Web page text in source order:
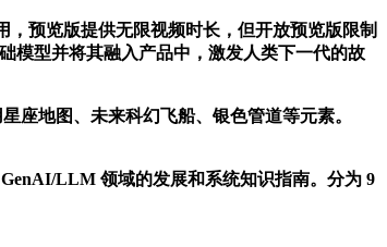
预览版提供无限视频时长，但开放预览版限制
模型并将其融入产品中，激发人类下一代的故
地图、未来科幻飞船、银色管道等元素。
LLM 领域的发展和系统知识指南。分为 9